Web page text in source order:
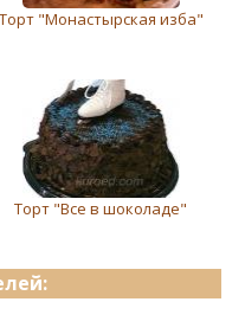
Торт "Монастырская изба"
Торт "Все в шоколаде"